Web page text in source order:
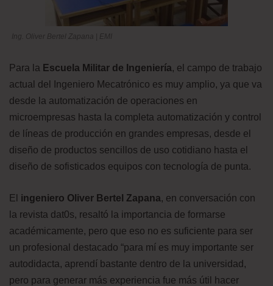
Ing. Oliver Bertel Zapana | EMI
Para la Escuela Militar de Ingeniería, el campo de trabajo
actual del Ingeniero Mecatrónico es muy amplio, ya que va
desde la automatización de operaciones en
microempresas hasta la completa automatización y control
de líneas de producción en grandes empresas, desde el
diseño de productos sencillos de uso cotidiano hasta el
diseño de sofisticados equipos con tecnología de punta.
El ingeniero Oliver Bertel Zapana, en conversación con
la revista dat0s, resaltó la importancia de formarse
académicamente, pero que eso no es suficiente para ser
un profesional destacado “para mí es muy importante ser
autodidacta, aprendí bastante dentro de la universidad,
pero para generar más experiencia fue más útil hacer